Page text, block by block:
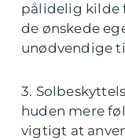
pålidelig kilde
de ønskede
unødvendige
3.
huden mere
vigtigt at